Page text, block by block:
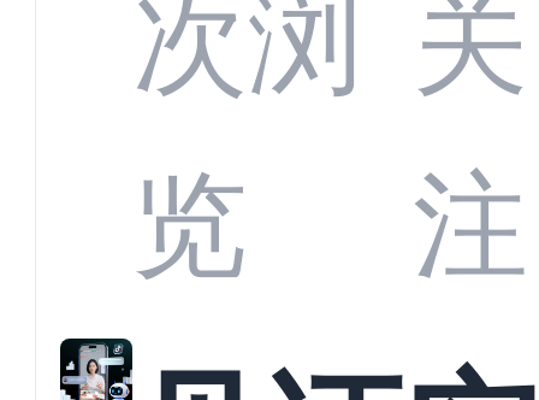
商深度
次浏
览
关
注